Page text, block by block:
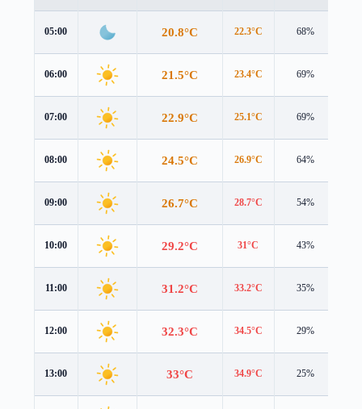
05:00 20.8°C 22.3°C 68%
06:00 21.5°C 23.4°C 69%
07:00 22.9°C 25.1°C 69%
08:00 24.5°C 26.9°C 64%
09:00 26.7°C 28.7°C 54%
10:00 29.2°C 31°C 43%
11:00 31.2°C 33.2°C 35%
12:00 32.3°C 34.5°C 29%
13:00 33°C 34.9°C 25%